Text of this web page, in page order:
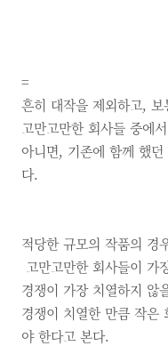
=
흔히 대작을 제외하고, 보
고만고만한 회사들 중에
아니면, 기존에 함께 했
다.
적당한 규모의 작품의 경
고만고만한 회사들이 가
경쟁이 가장 치열하지 않
경쟁이 치열한 만큼 작은
야 한다고 본다.